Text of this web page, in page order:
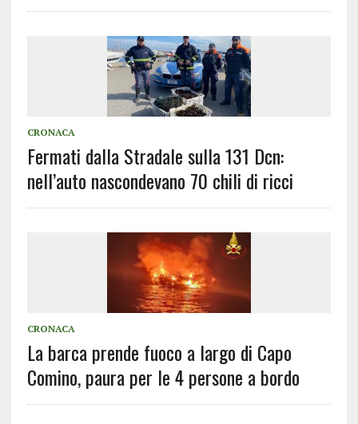
CRONACA
Fermati dalla Stradale sulla 131 Dcn:
nell’auto nascondevano 70 chili di ricci
CRONACA
La barca prende fuoco a largo di Capo
Comino, paura per le 4 persone a bordo